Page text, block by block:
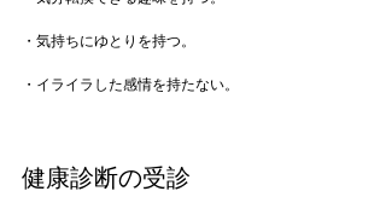
・気持ちにゆとりを持つ。
・イライラした感情を持たない。
健康診断の受診